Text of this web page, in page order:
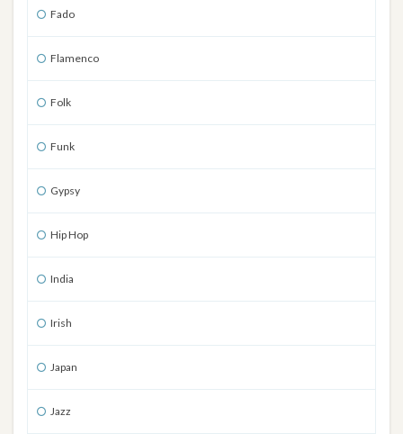
Fado
Flamenco
Folk
Funk
Gypsy
Hip Hop
India
Irish
Japan
Jazz